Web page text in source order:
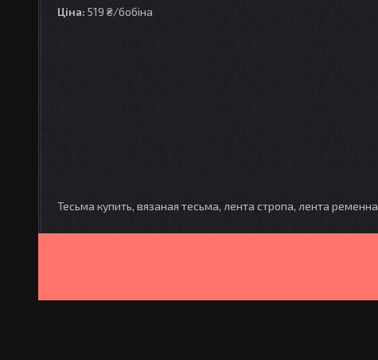
Ціна: 519 ₴/бобіна
Тесьма купить, вязаная тесьма, лента стропа, лента